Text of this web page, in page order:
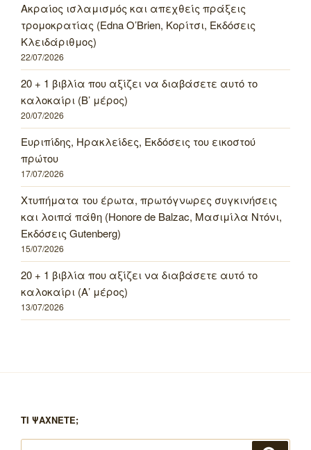
Ακραίος ισλαμισμός και απεχθείς πράξεις
τρομοκρατίας (Edna O’Brien, Κορίτσι, Εκδόσεις
Κλειδάριθμος)
22/07/2026
20 + 1 βιβλία που αξίζει να διαβάσετε αυτό το
καλοκαίρι (Β’ μέρος)
20/07/2026
Ευριπίδης, Ηρακλείδες, Εκδόσεις του εικοστού
πρώτου
17/07/2026
Χτυπήματα του έρωτα, πρωτόγνωρες συγκινήσεις
και λοιπά πάθη (Honore de Balzac, Μασιμίλα Ντόνι,
Εκδόσεις Gutenberg)
15/07/2026
20 + 1 βιβλία που αξίζει να διαβάσετε αυτό το
καλοκαίρι (Α’ μέρος)
13/07/2026
ΤΙ ΨΑΧΝΕΤΕ;